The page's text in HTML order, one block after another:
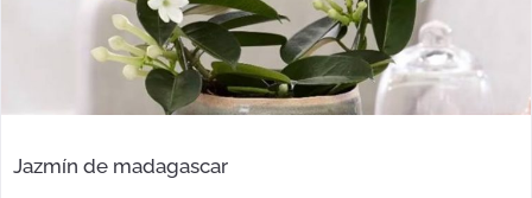
Jazmín de madagascar